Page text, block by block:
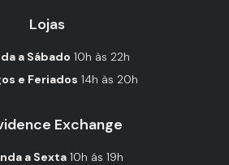
Lojas
a Sábado 10h às 22h
e Feriados 14h às 20h
Exchange
a Sexta 10h ás 19h